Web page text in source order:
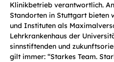
Klinikbetrieb verantwortlich.
Standorten in Stuttgart bieten
und Instituten als
Lehrkrankenhaus der
sinnstiftenden und
gilt immer: “Starkes Team.